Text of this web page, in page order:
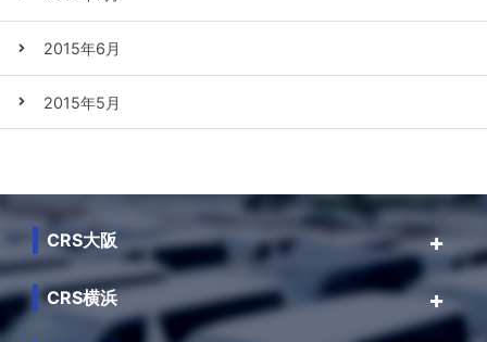
2015年6月
2015年5月
CRS大阪
CRS横浜